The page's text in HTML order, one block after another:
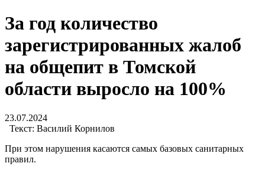
За год количество
зарегистрированных жалоб
на общепит в Томской
области выросло на 100%
23.07.2024
Текст: Василий Корнилов
При этом нарушения касаются самых базовых санитарных
правил.